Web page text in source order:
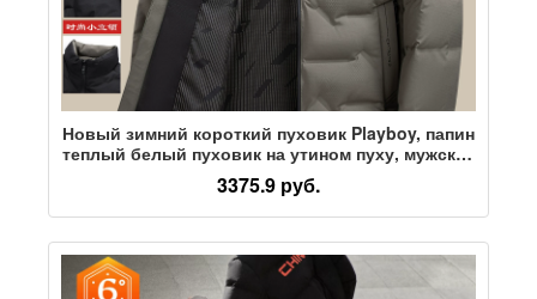
Новый зимний короткий пуховик Playboy, папин
теплый белый пуховик на утином пуху, мужская
куртка среднего возраста
3375.9 руб.